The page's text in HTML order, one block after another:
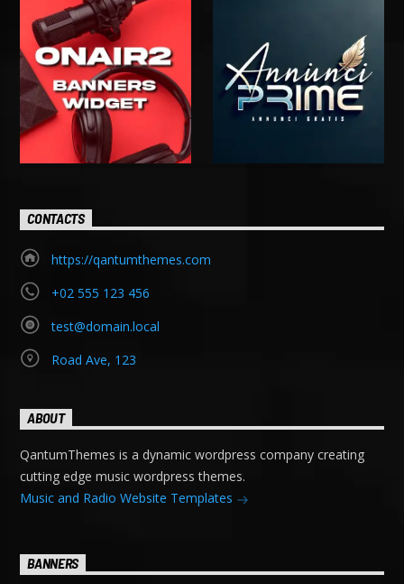
CONTACTS
https://qantumthemes.com
+02 555 123 456
test@domain.local
Road Ave, 123
ABOUT
QantumThemes is a dynamic wordpress company creating
cutting edge music wordpress themes.
Music and Radio Website Templates
BANNERS